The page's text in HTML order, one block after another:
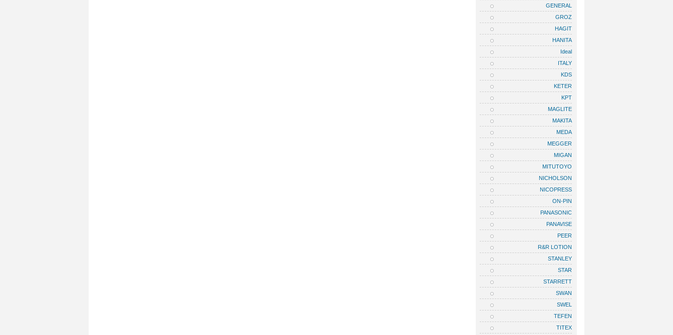
GENERAL
GROZ
HAGIT
HANITA
Ideal
ITALY
KDS
KETER
KPT
MAGLITE
MAKITA
MEDA
MEGGER
MIGAN
MITUTOYO
NICHOLSON
NICOPRESS
ON-PIN
PANASONIC
PANAVISE
PEER
R&R LOTION
STANLEY
STAR
STARRETT
SWAN
SWEL
TEFEN
TITEX